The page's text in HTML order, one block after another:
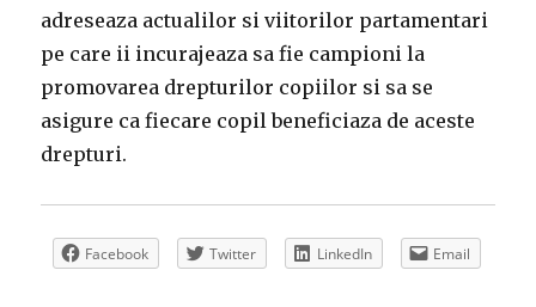
adreseaza actualilor si viitorilor partamentari
pe care ii incurajeaza sa fie campioni la
promovarea drepturilor copiilor si sa se
asigure ca fiecare copil beneficiaza de aceste
drepturi.
Facebook Twitter LinkedIn Email